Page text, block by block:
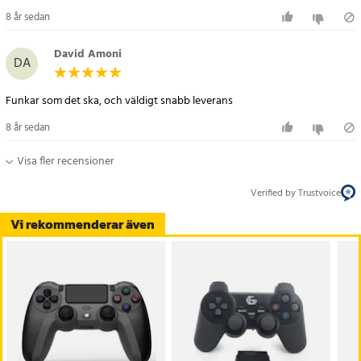
Artikelnummer:57068
Vi rekommenderar även
8 år sedan
DA David Amoni
Funkar som det ska, och väldigt snabb leverans
8 år sedan
Visa fler recensioner
Verified by Trustvoice